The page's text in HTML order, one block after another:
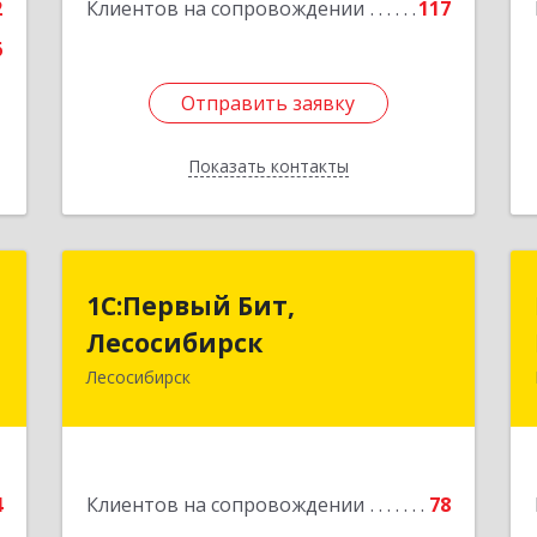
Клиентов на сопровождении 117
Отправить заявку
Показать контакты
Отправить заявку
Назад
1С:Первый Бит,
Лесосибирск
Лесосибирск
Клиентов на сопровождении 78
Лесосибирск
662544, Красноярский край,
Подробнее